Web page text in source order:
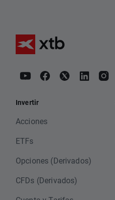
Invertir
Acciones
ETFs
Opciones (Derivados)
CFDs (Derivados)